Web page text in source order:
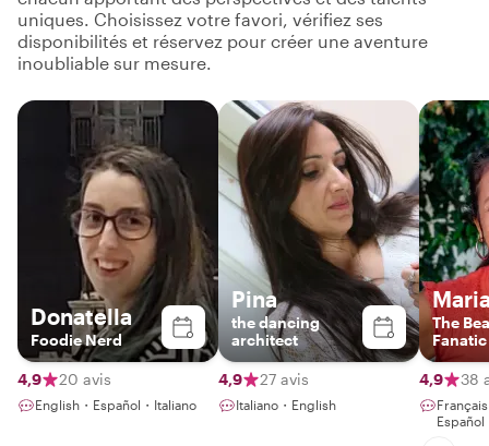
uniques. Choisissez votre favori, vérifiez ses
disponibilités et réservez pour créer une aventure
inoubliable sur mesure.
Donatella
Foodie Nerd
4,9 20 avis
English・Español・Italiano
Pina
the dancing
architect
4,9 27 avis
Italiano・English
The
Fanatic
4,9 38
Español